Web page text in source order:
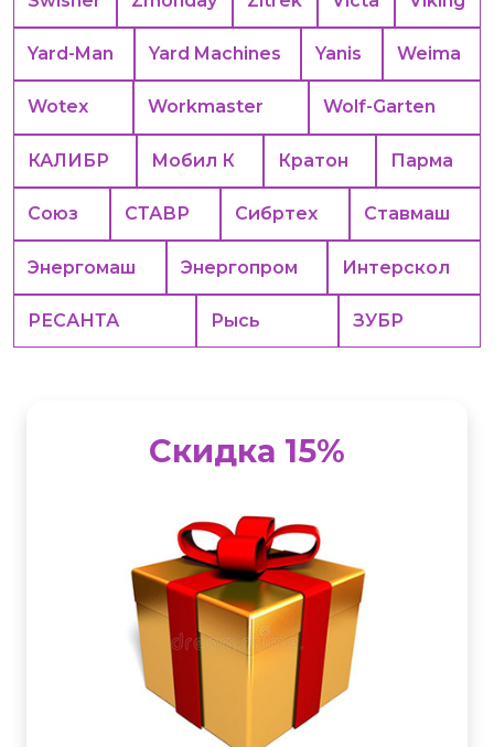
Yard-Man Yard Machines Yanis Weima
Wotex Workmaster Wolf-Garten
КАЛИБР Мобил К Кратон Парма
Союз СТАВР Сибртех Ставмаш
Энергомаш Энергопром Интерскол
РЕСАНТА Рысь ЗУБР
Скидка 15%